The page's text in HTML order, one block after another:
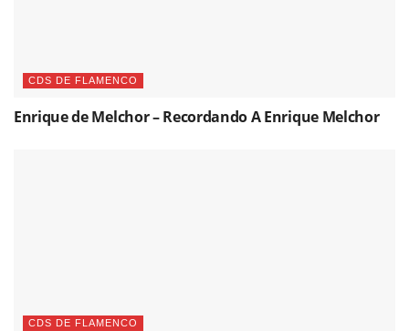
CDS DE FLAMENCO
Enrique de Melchor – Recordando A Enrique Melchor
CDS DE FLAMENCO